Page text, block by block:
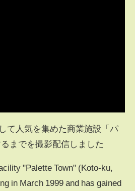
て人気を集めた商業施設「パ
までを撮影配信しました
"Palette Town" (Koto-ku,
in March 1999 and has gained